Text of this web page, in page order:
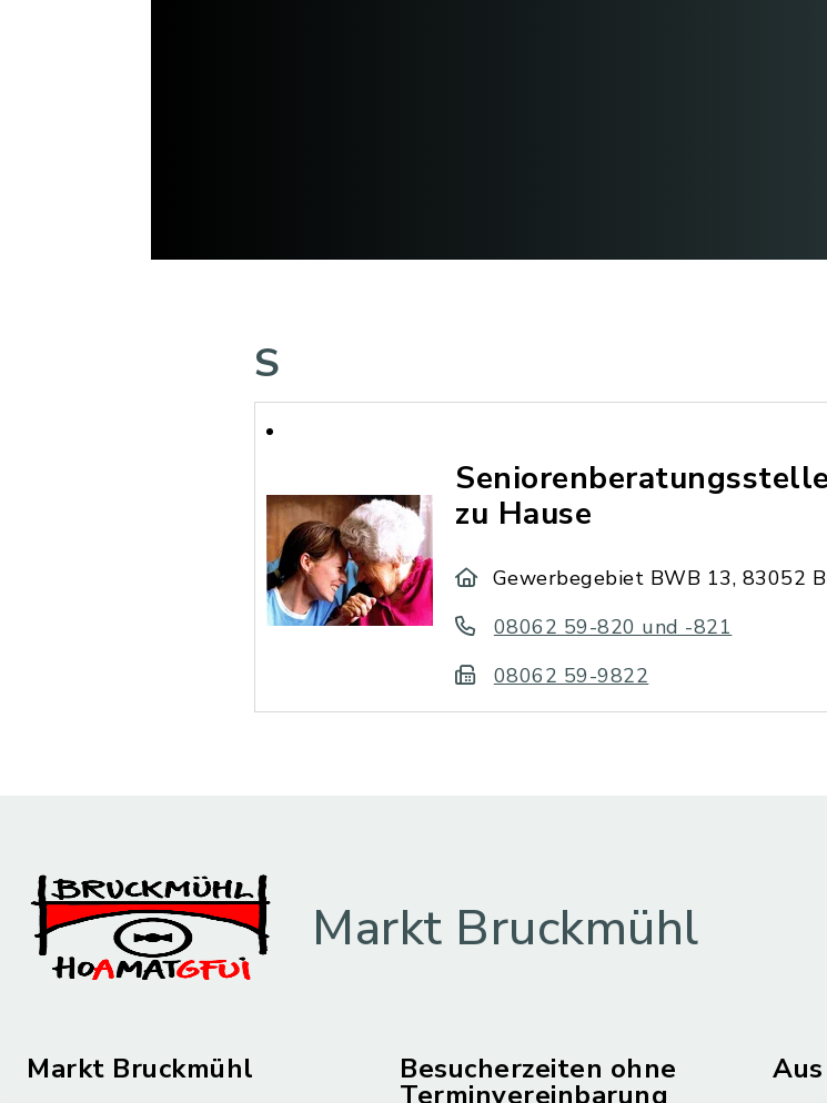
S
zu Hause
Gewerbegebiet BWB 13, 83052
08062 59-820 und -821
08062 59-9822
Markt Bruckmühl
Markt Bruckmühl Besucherzeiten ohne
Terminvereinbarung